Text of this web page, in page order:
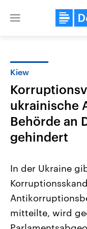
Close
Landtagswahl
2026
Alle Informationen
Sachsen-Anhalt
September 2026
Landtag. Seit 2021
Bundesland von
Kiew
ukrainische
Behörde an
gehindert
In der Ukraine
mitteilte, wird